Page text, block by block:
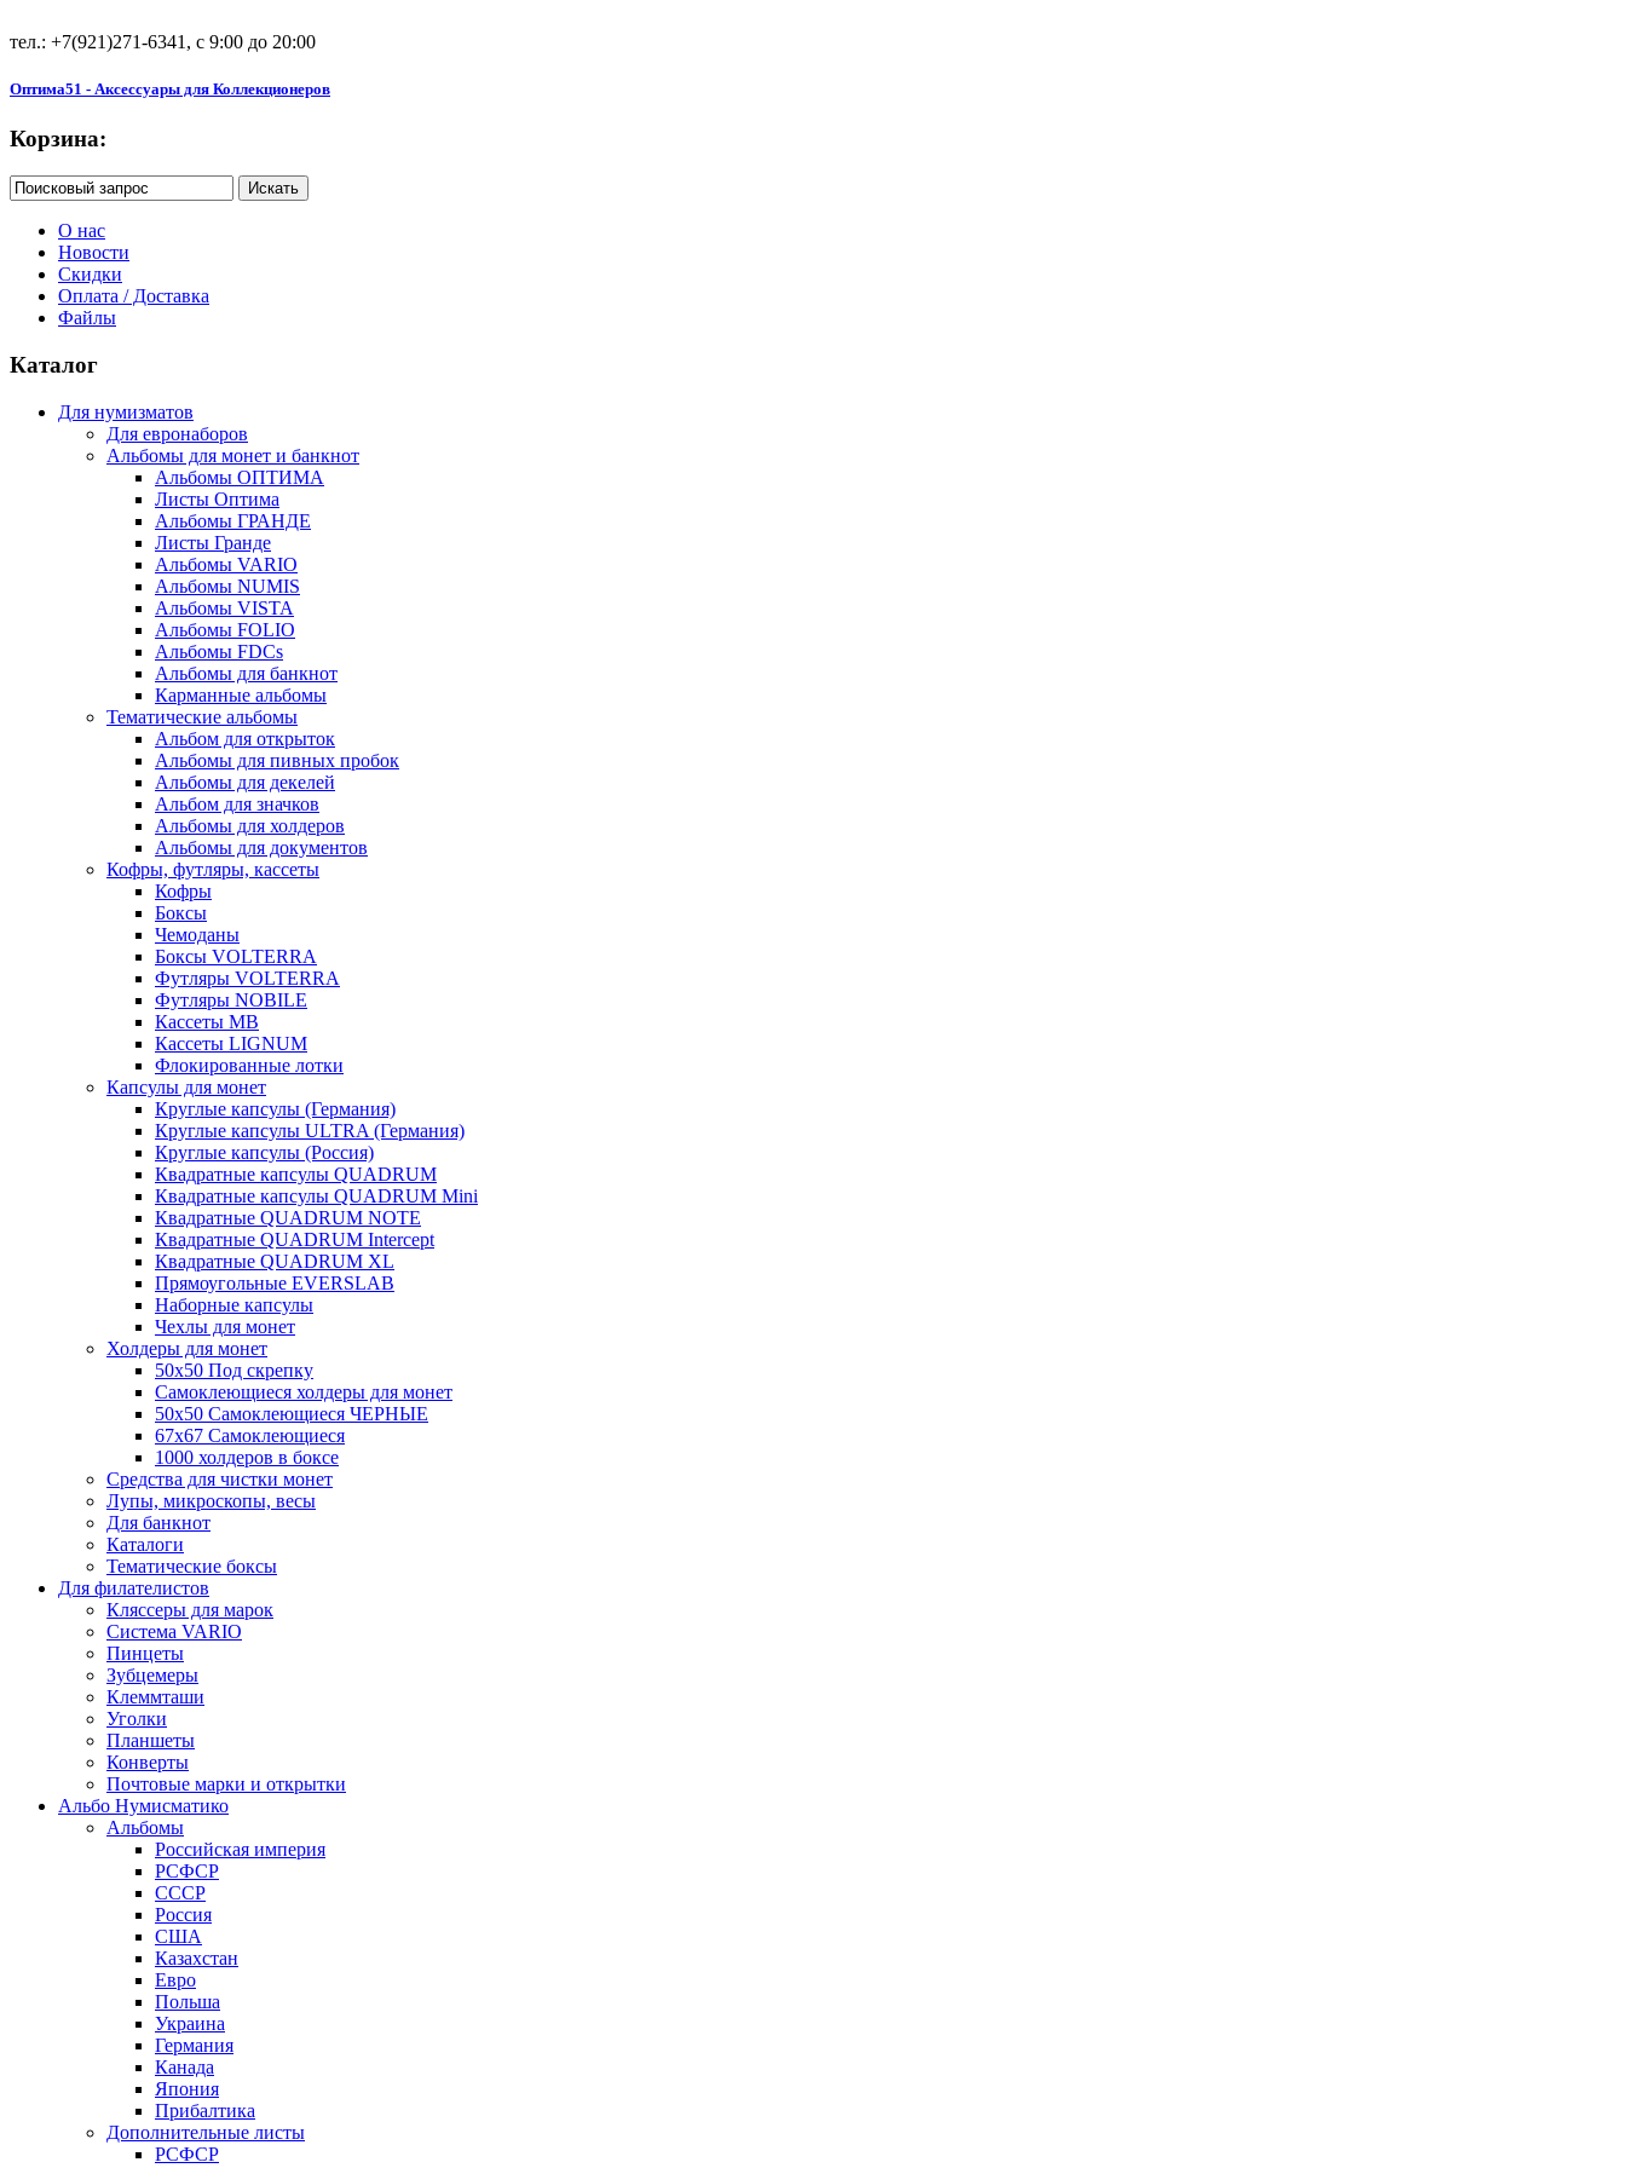
тел.: +7(921)271-6341, с 9:00 до 20:00
Оптима51 - Аксессуары для Коллекционеров
Корзина:
О нас
Новости
Скидки
Оплата / Доставка
Файлы
Каталог
Для нумизматов
Для евронаборов
Альбомы для монет и банкнот
Альбомы ОПТИМА
Листы Оптима
Альбомы ГРАНДЕ
Листы Гранде
Альбомы VARIO
Альбомы NUMIS
Альбомы VISTA
Альбомы FOLIO
Альбомы FDCs
Альбомы для банкнот
Карманные альбомы
Тематические альбомы
Альбом для открыток
Альбомы для пивных пробок
Альбомы для декелей
Альбом для значков
Альбомы для холдеров
Альбомы для документов
Кофры, футляры, кассеты
Кофры
Боксы
Чемоданы
Боксы VOLTERRA
Футляры VOLTERRA
Футляры NOBILE
Кассеты МВ
Кассеты LIGNUM
Флокированные лотки
Капсулы для монет
Круглые капсулы (Германия)
Круглые капсулы ULTRA (Германия)
Круглые капсулы (Россия)
Квадратные капсулы QUADRUM
Квадратные капсулы QUADRUM Mini
Квадратные QUADRUM NOTE
Квадратные QUADRUM Intercept
Квадратные QUADRUM XL
Прямоугольные EVERSLAB
Наборные капсулы
Чехлы для монет
Холдеры для монет
50х50 Под скрепку
Самоклеющиеся холдеры для монет
50х50 Самоклеющиеся ЧЕРНЫЕ
67x67 Самоклеющиеся
1000 холдеров в боксе
Средства для чистки монет
Лупы, микроскопы, весы
Для банкнот
Каталоги
Тематические боксы
Для филателистов
Кляссеры для марок
Система VARIO
Пинцеты
Зубцемеры
Клеммташи
Уголки
Планшеты
Конверты
Почтовые марки и открытки
Альбо Нумисматико
Альбомы
Российская империя
РСФСР
СССР
Россия
США
Казахстан
Евро
Польша
Украина
Германия
Канада
Япония
Прибалтика
Дополнительные листы
РСФСР